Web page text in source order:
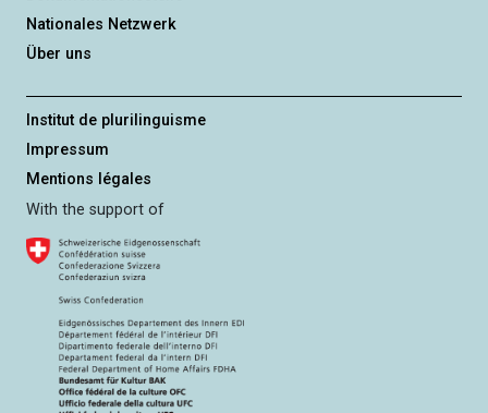
Nationales Netzwerk
Über uns
Institut de plurilinguisme
Impressum
Mentions légales
With the support of